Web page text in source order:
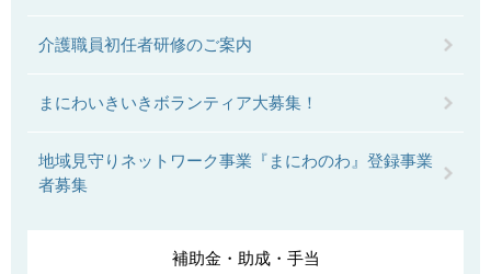
介護職員初任者研修のご案内
まにわいきいきボランティア大募集！
地域見守りネットワーク事業『まにわのわ』登録事業
者募集
補助金・助成・手当